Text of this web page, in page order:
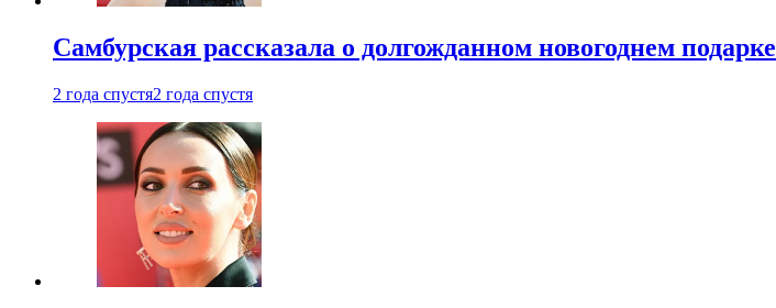
Самбурская рассказала о долгожданном новогоднем подарке
2 года спустя2 года спустя